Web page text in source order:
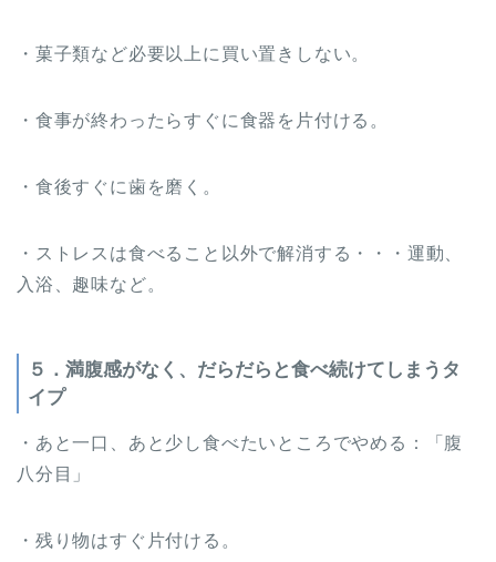
・菓子類など必要以上に買い置きしない。
・食事が終わったらすぐに食器を片付ける。
・食後すぐに歯を磨く。
・ストレスは食べること以外で解消する・・・運動、
入浴、趣味など。
５．満腹感がなく、だらだらと食べ続けてしまうタ
イプ
・あと一口、あと少し食べたいところでやめる：「腹
八分目」
・残り物はすぐ片付ける。